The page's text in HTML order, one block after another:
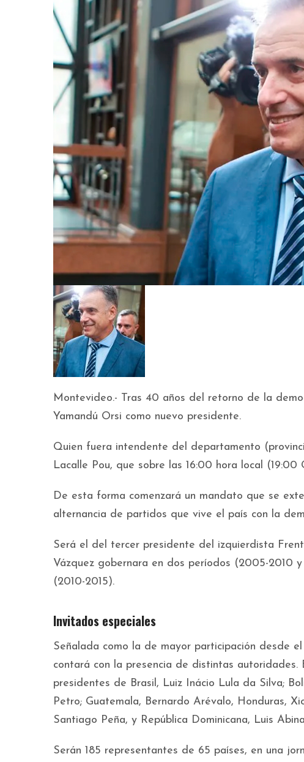
Montevideo.- Tras 40 años del retorno de la
Yamandú Orsi como nuevo presidente.
Quien fuera intendente del departamento
Lacalle Pou, que sobre las 16:00 hora local
De esta forma comenzará un mandato que se
alternancia de partidos que vive el país con la
Será el del tercer presidente del izquierdista
Vázquez gobernara en dos períodos (2005-2010
(2010-2015).
Invitados especiales
Señalada como la de mayor participación desde
contará con la presencia de distintas
presidentes de Brasil, Luiz Inácio Lula da Silva;
Petro; Guatemala, Bernardo Arévalo, Honduras,
Santiago Peña, y República Dominicana, Luis
Serán 185 representantes de 65 países, en una